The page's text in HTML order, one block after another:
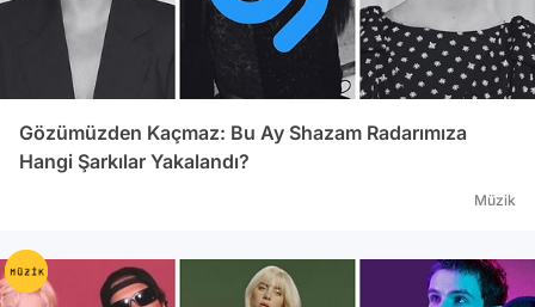
Gözümüzden Kaçmaz: Bu Ay Shazam Radarımıza
Hangi Şarkılar Yakalandı?
Müzik